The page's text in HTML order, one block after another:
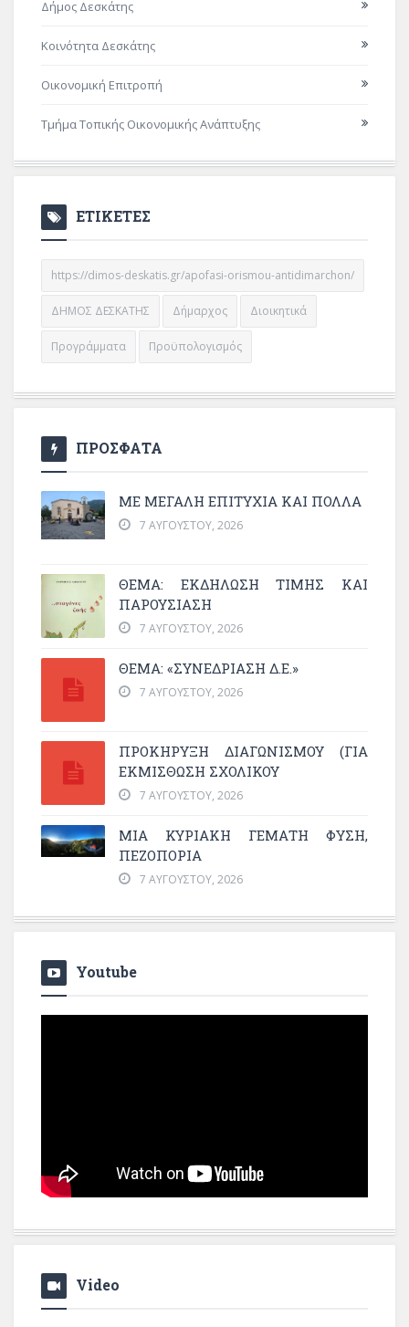
Δήμος Δεσκάτης
Κοινότητα Δεσκάτης
Οικονομική Επιτροπή
Τμήμα Τοπικής Οικονομικής Ανάπτυξης
ΕΤΙΚΕΤΕΣ
https://dimos-deskatis.gr/apofasi-orismou-antidimarchon/
ΔΗΜΟΣ ΔΕΣΚΑΤΗΣ Δήμαρχος Διοικητικά
Προγράμματα Προϋπολογισμός
ΠΡΟΣΦΑΤΑ
ΜΕ ΜΕΓΆΛΗ ΕΠΙΤΥΧΊΑ ΚΑΙ ΠΟΛΛΆ
7 ΑΥΓΟΎΣΤΟΥ, 2026
ΘΈΜΑ: ΕΚΔΉΛΩΣΗ ΤΙΜΉΣ ΚΑΙ
ΠΑΡΟΥΣΊΑΣΗ
7 ΑΥΓΟΎΣΤΟΥ, 2026
ΘΕΜΑ: «ΣΥΝΕΔΡΊΑΣΗ Δ.Ε.»
7 ΑΥΓΟΎΣΤΟΥ, 2026
ΠΡΟΚΗΡΥΞΗ ΔΙΑΓΩΝΙΣΜΟΥ (ΓΙΑ
ΕΚΜΊΣΘΩΣΗ ΣΧΟΛΙΚΟΎ
7 ΑΥΓΟΎΣΤΟΥ, 2026
ΜΙΑ ΚΥΡΙΑΚΉ ΓΕΜΆΤΗ ΦΎΣΗ,
ΠΕΖΟΠΟΡΊΑ
7 ΑΥΓΟΎΣΤΟΥ, 2026
Youtube
Video